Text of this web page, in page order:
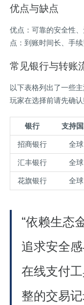
优点与缺点
优点：可靠的安全性
点：到账时间长、手
常见银行与转账
以下表格列出了一些
玩家在选择前请先确认
银行 支持
招商银行
全球
汇丰银行
全球
花旗银行
全球
“依赖生态
追求安全
在线支付
整的交易